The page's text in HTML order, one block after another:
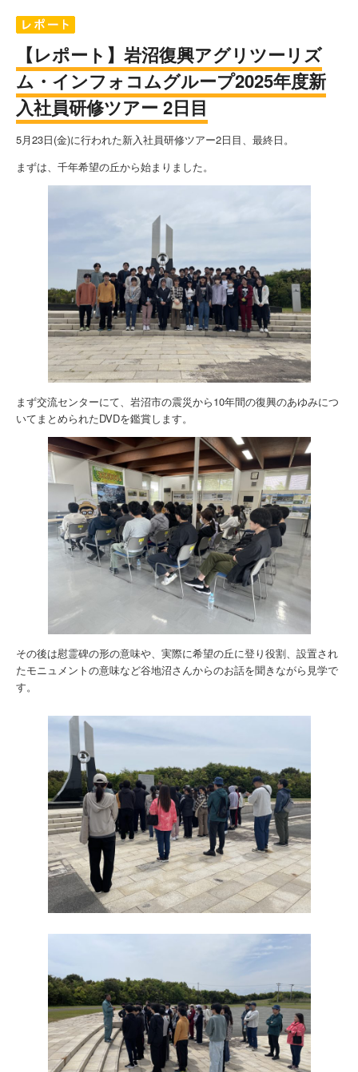
【レポート】岩沼復興アグリツーリズ
ム・インフォコムグループ2025年度新
入社員研修ツアー 2日目
5月23日(金)に行われた新入社員研修ツアー2日目、最終日。
まずは、千年希望の丘から始まりました。
まず交流センターにて、岩沼市の震災から10年間の復興のあゆみにつ
いてまとめられたDVDを鑑賞します。
その後は慰霊碑の形の意味や、実際に希望の丘に登り役割、設置され
たモニュメントの意味など谷地沼さんからのお話を聞きながら見学で
す。